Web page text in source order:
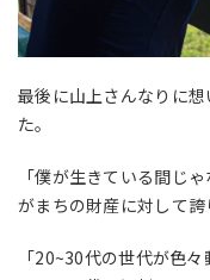
最後に山上さんなりに
た。
「僕が生きている間じ
がまちの財産に対して誇
「20~30代の世代が色